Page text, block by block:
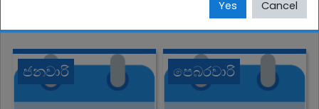
ජනවාරි පෙබරවාරි
Yes Cancel